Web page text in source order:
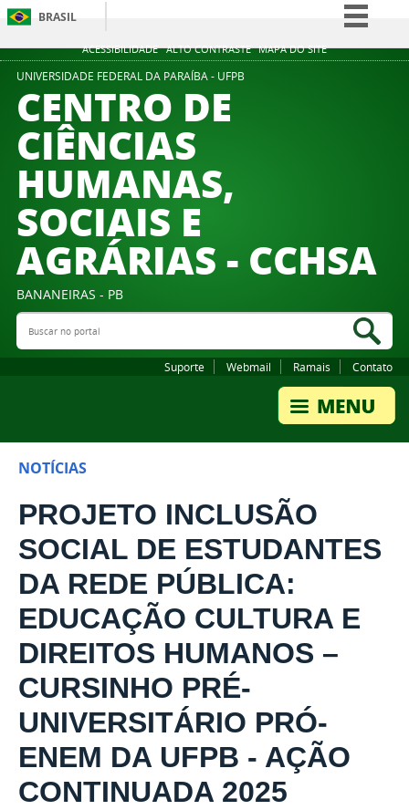
ACESSIBILIDADE ALTO CONTRASTE MAPA DO SITE
BRASIL
Simplifique!
UNIVERSIDADE FEDERAL DA PARAÍBA - UFPB
CENTRO DE
CIÊNCIAS
HUMANAS,
SOCIAIS E
AGRÁRIAS - CCHSA
BANANEIRAS - PB
Buscar no portal
Suporte Webmail Ramais Contato
NOTÍCIAS
PROJETO INCLUSÃO
SOCIAL DE ESTUDANTES
DA REDE PÚBLICA:
EDUCAÇÃO CULTURA E
DIREITOS HUMANOS –
CURSINHO PRÉ-
UNIVERSITÁRIO PRÓ-
ENEM DA UFPB - AÇÃO
CONTINUADA 2025